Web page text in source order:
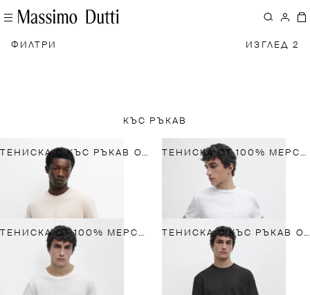
ФИЛТРИ ИЗГЛЕД 2
КЪС РЪКАВ
ТЕНИСКА С КЪС РЪКАВ ОТ 100% ПАМУК ТЕНИСКА ОТ 100% МЕРСЕРИЗИРАН ПАМУК
ТЕНИСКА ОТ 100% МЕРСЕРИЗИРАН ПАМУК ТЕНИСКА С КЪС РЪКАВ ОТ 100% ПАМУК